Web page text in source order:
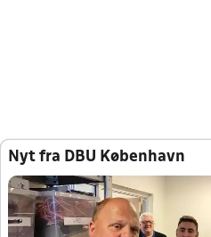
Nyt fra DBU København